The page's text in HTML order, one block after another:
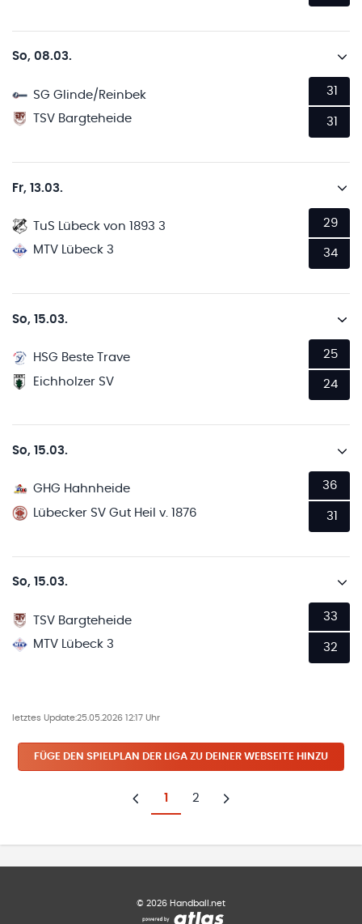
So, 08.03.
SG Glinde/Reinbek
TSV Bargteheide
31
31
Fr, 13.03.
TuS Lübeck von 1893 3
MTV Lübeck 3
29
34
So, 15.03.
HSG Beste Trave
Eichholzer SV
25
24
So, 15.03.
GHG Hahnheide
Lübecker SV Gut Heil v. 1876
36
31
So, 15.03.
TSV Bargteheide
MTV Lübeck 3
33
32
letztes Update:25.05.2026 12:17 Uhr
FÜGE DEN SPIELPLAN DER LIGA ZU DEINER WEBSEITE HINZU
Zurück
1 2
Weiter
© 2026 Handball.net